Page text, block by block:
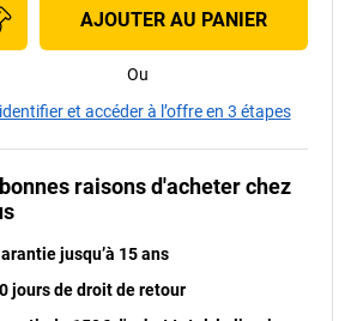
AJOUTER AU PANIER
Ou
et accéder à l’offre en 3 étapes
raisons d'acheter chez
jusqu’à 15 ans
jours de droit de retour